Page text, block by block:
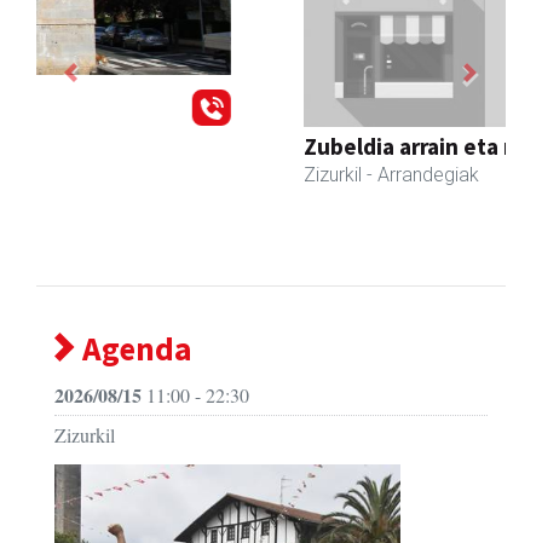
Zubeldia arrain eta mariskoa
Previous Next
Agenda
2026/08/15 11:00 - 22:30
Zizurkil